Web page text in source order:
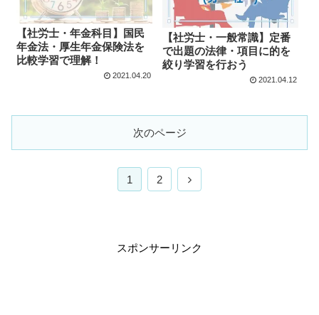
【社労士・年金科目】国民
年金法・厚生年金保険法を
比較学習で理解！
2021.04.20
【社労士・一般常識】定番
で出題の法律・項目に的を
絞り学習を行おう
2021.04.12
次のページ
1 2
スポンサーリンク